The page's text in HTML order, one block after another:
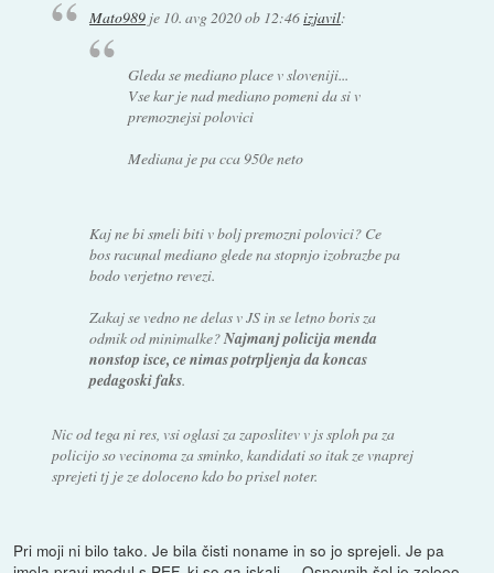
Mato989 je 10. avg 2020 ob 12:46izjavil:
Gleda se mediano place v sloveniji...
Vse kar je nad mediano pomeni da si v
premoznejsi polovici
Mediana je pa cca 950e neto
Kaj ne bi smeli biti v bolj premozni polovici? Ce
bos racunal mediano glede na stopnjo izobrazbe pa
bodo verjetno revezi.
Zakaj se vedno ne delas v JS in se letno boris za
odmik od minimalke?Najmanj policija menda
nonstop isce, ce nimas potrpljenja da koncas
pedagoski faks.
Nic od tega ni res, vsi oglasi za zaposlitev v js sploh pa za
policijo so vecinoma za sminko, kandidati so itak ze vnaprej
sprejeti tj je ze doloceno kdo bo prisel noter.
Pri moji ni bilo tako. Je bila čisti noname in so jo sprejeli. Je pa